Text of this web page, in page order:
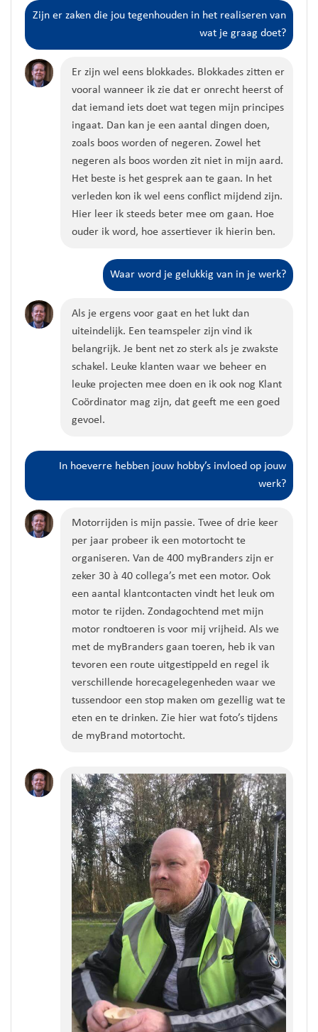
Zijn er zaken die jou tegenhouden in het realiseren van
wat je graag doet?
Er zijn wel eens blokkades. Blokkades zitten er
vooral wanneer ik zie dat er onrecht heerst of
dat iemand iets doet wat tegen mijn principes
ingaat. Dan kan je een aantal dingen doen,
zoals boos worden of negeren. Zowel het
negeren als boos worden zit niet in mijn aard.
Het beste is het gesprek aan te gaan. In het
verleden kon ik wel eens conflict mijdend zijn.
Hier leer ik steeds beter mee om gaan. Hoe
ouder ik word, hoe assertiever ik hierin ben.
Waar word je gelukkig van in je werk?
Als je ergens voor gaat en het lukt dan
uiteindelijk. Een teamspeler zijn vind ik
belangrijk. Je bent net zo sterk als je zwakste
schakel. Leuke klanten waar we beheer en
leuke projecten mee doen en ik ook nog Klant
Coördinator mag zijn, dat geeft me een goed
gevoel.
In hoeverre hebben jouw hobby’s invloed op jouw
werk?
Motorrijden is mijn passie. Twee of drie keer
per jaar probeer ik een motortocht te
organiseren. Van de 400 myBranders zijn er
zeker 30 à 40 collega’s met een motor. Ook
een aantal klantcontacten vindt het leuk om
motor te rijden. Zondagochtend met mijn
motor rondtoeren is voor mij vrijheid. Als we
met de myBranders gaan toeren, heb ik van
tevoren een route uitgestippeld en regel ik
verschillende horecagelegenheden waar we
tussendoor een stop maken om gezellig wat te
eten en te drinken. Zie hier wat foto’s tijdens
de myBrand motortocht.